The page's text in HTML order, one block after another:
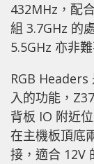
432MHz，配
組 3.7GHz 的
5.5GHz 亦非難
RGB Headers
入的功能，
背板 IO 附近
在主機板頂底
接，適合 12V